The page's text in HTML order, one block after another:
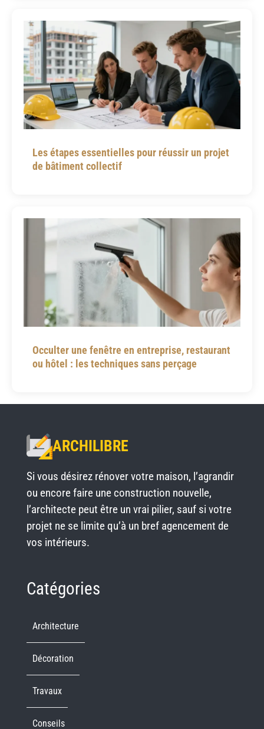
Les étapes essentielles pour réussir un projet
de bâtiment collectif
Occulter une fenêtre en entreprise, restaurant
ou hôtel : les techniques sans perçage
ARCHILIBRE
Si vous désirez rénover votre maison, l’agrandir
ou encore faire une construction nouvelle,
l’architecte peut être un vrai pilier, sauf si votre
projet ne se limite qu’à un bref agencement de
vos intérieurs.
Catégories
Architecture
Décoration
Travaux
Conseils